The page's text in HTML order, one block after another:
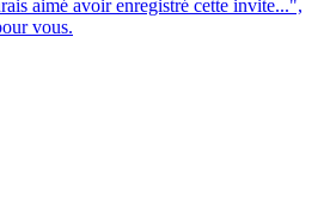
aimé avoir enregistré cette invite...",
vous.